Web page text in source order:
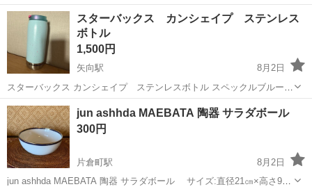
みしませんか？ 家電、趣味・スポーツ・レジャー用品、こども用品、
衣料服飾品、生活雑貨、家具、本、CD・DVDなどが無料でまとめて持
ち込めます！ ※詳細はこ...
神奈川 横浜市 キャセロール
スターバックス カンシェイプ ステンレス
ボトル
1,500円
矢向駅
8月2日
スターバックス カンシェイプ ステンレスボトル スペックルブルー
355ml 1.2回しか使用していないので 比較的きれいです Starbucks ス
ターバックス ステンレス ボトル タンブラー カンシェイプ
神奈川 横浜市
jun ashhda MAEBATA 陶器 サラダボール
300円
片倉町駅
8月2日
jun ashhda MAEBATA 陶器 サラダボール サイズ:直径21㎝×高さ9㎝